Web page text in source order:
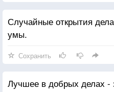
Случайные открытия
умы.
Сохранить
Лучшее в добрых делах -